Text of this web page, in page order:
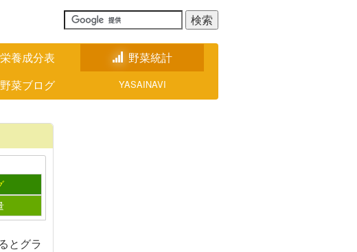
栄養成分表
野菜統計
野菜ブログ YASAINAVI
とグラ